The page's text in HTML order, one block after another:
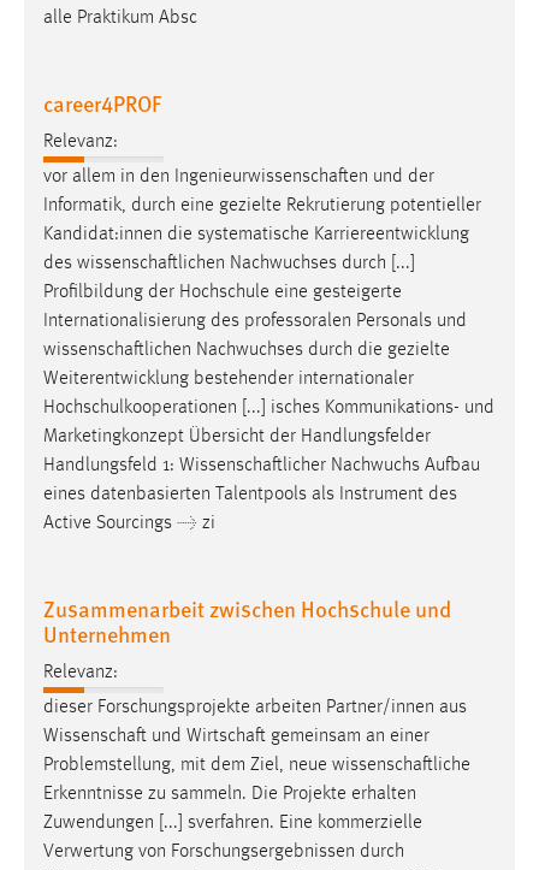
alle Praktikum Absc
career4PROF
Relevanz:
vor allem in den
Ingenieurwissenschaften und der
Informatik, durch eine gezielte Rekrutierung potentieller
Kandidat:innen die systematische Karriereentwicklung
des wissenschaftlichen Nachwuchses durch [...]
Profilbildung der Hochschule eine gesteigerte
Internationalisierung des professoralen Personals und
wissenschaftlichen Nachwuchses durch die gezielte
Weiterentwicklung bestehender internationaler
Hochschulkooperationen [...] isches Kommunikations- und
Marketingkonzept Übersicht der Handlungsfelder
Handlungsfeld 1: Wissenschaftlicher Nachwuchs Aufbau
eines datenbasierten Talentpools als Instrument des
Active Sourcings → zi
Zusammenarbeit zwischen Hochschule und
Unternehmen
Relevanz:
dieser Forschungsprojekte arbeiten Partner/innen aus
Wissenschaft und Wirtschaft gemeinsam an einer
Problemstellung, mit dem Ziel, neue wissenschaftliche
Erkenntnisse zu sammeln. Die Projekte erhalten
Zuwendungen [...] sverfahren. Eine kommerzielle
Verwertung von Forschungsergebnissen durch